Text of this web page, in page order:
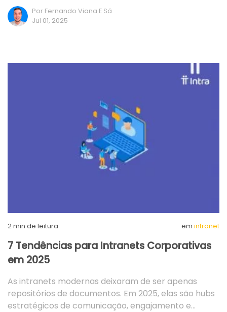
Por Fernando Viana E Sá
Jul 01, 2025
2min de leitura em intranet
7 Tendências para Intranets Corporativas
em 2025
As intranets modernas deixaram de ser apenas
repositórios de documentos. Em 2025, elas são hubs
estratégicos de comunicação, engajamento e…